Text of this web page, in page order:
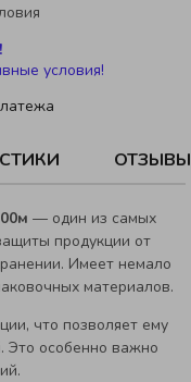
условия!
ОТЗЫВЫ
— один из самых
продукции от
Имеет немало
материалов.
что позволяет ему
Это особенно важно